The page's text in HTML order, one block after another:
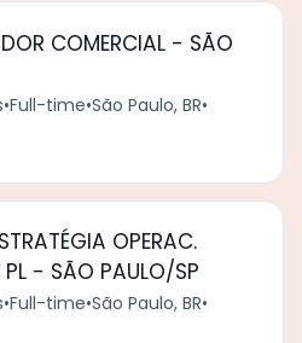
COMERCIAL - SÃO
•Full-time•São Paulo, BR•
OPERAC.
PL - SÃO PAULO/SP
•Full-time•São Paulo, BR•